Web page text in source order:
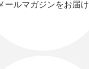
ールマガジンをお届け